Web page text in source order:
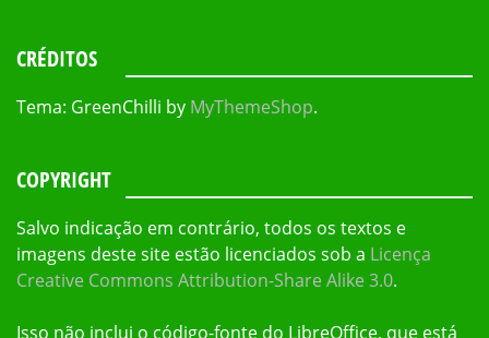
CRÉDITOS
Tema: GreenChilli by MyThemeShop.
COPYRIGHT
Salvo indicação em contrário, todos os textos e
imagens deste site estão licenciados sob a Licença
Creative Commons Attribution-Share Alike 3.0.
Isso não inclui o código-fonte do LibreOffice, que está